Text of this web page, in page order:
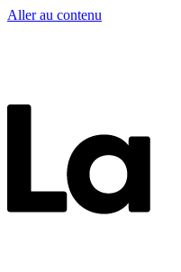
Aller au contenu